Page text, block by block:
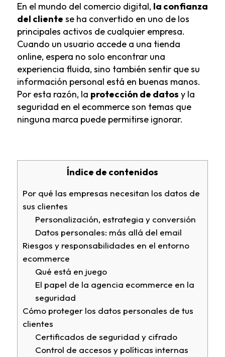
En el mundo del comercio digital, la confianza
del cliente se ha convertido en uno de los
principales activos de cualquier empresa.
Cuando un usuario accede a una tienda
online, espera no solo encontrar una
experiencia fluida, sino también sentir que su
información personal está en buenas manos.
Por esta razón, la protección de datos y la
seguridad en el ecommerce son temas que
ninguna marca puede permitirse ignorar.
Índice de contenidos
Por qué las empresas necesitan los datos de
sus clientes
Personalización, estrategia y conversión
Datos personales: más allá del email
Riesgos y responsabilidades en el entorno
ecommerce
Qué está en juego
El papel de la agencia ecommerce en la
seguridad
Cómo proteger los datos personales de tus
clientes
Certificados de seguridad y cifrado
Control de accesos y políticas internas